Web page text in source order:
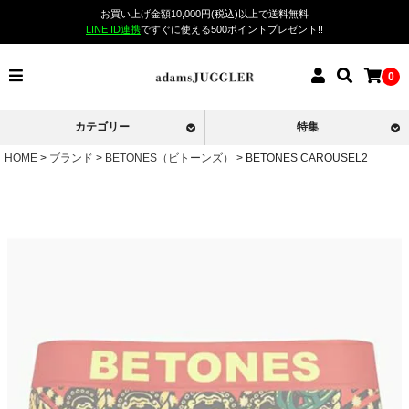
お買い上げ金額10,000円(税込)以上で送料無料
LINE ID連携ですぐに使える500ポイントプレゼント!!
0
カテゴリー 特集
HOME ブランド BETONES（ビトーンズ） BETONES CAROUSEL2